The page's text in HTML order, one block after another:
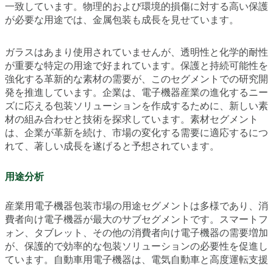
一致しています。物理的および環境的損傷に対する高い保護
が必要な用途では、金属包装も成長を見せています。
ガラスはあまり使用されていませんが、透明性と化学的耐性
が重要な特定の用途で好まれています。保護と持続可能性を
強化する革新的な素材の需要が、このセグメントでの研究開
発を推進しています。企業は、電子機器産業の進化するニー
ズに応える包装ソリューションを作成するために、新しい素
材の組み合わせと技術を探求しています。素材セグメント
は、企業が革新を続け、市場の変化する需要に適応するにつ
れて、著しい成長を遂げると予想されています。
用途分析
産業用電子機器包装市場の用途セグメントは多様であり、消
費者向け電子機器が最大のサブセグメントです。スマートフ
ォン、タブレット、その他の消費者向け電子機器の需要増加
が、保護的で効率的な包装ソリューションの必要性を促進し
ています。自動車用電子機器は、電気自動車と高度運転支援